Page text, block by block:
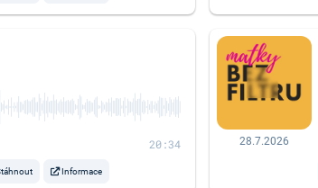
20:34
Informace
28.7.2026